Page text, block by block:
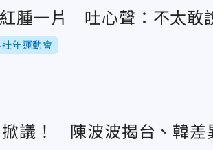
腫一片 吐心聲：不太敢
年運動會
議！ 陳波波揭台、韓差